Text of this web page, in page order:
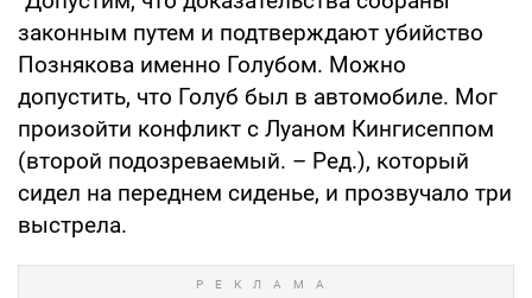
законным путем и подтверждают убийство
Познякова именно Голубом. Можно
допустить, что Голуб был в автомобиле. Мог
произойти конфликт с Луаном Кингисеппом
(второй подозреваемый. – Ред.), который
сидел на переднем сиденье, и прозвучало три
выстрела.